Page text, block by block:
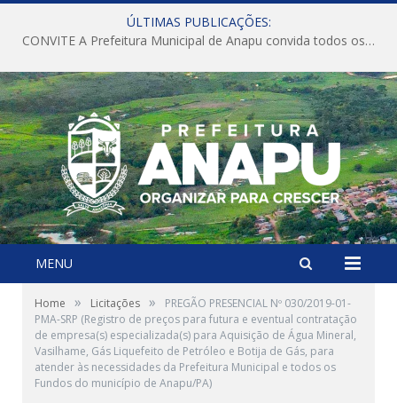
ÚLTIMAS PUBLICAÇÕES:
CONVITE A Prefeitura Municipal de Anapu convida todos os servidores públicos municipais para participarem da Audiência Pública de discussão da Lei de Diretrizes Orçamentárias (LDO), importante instrumento de planejamento das ações e investimentos da Administração Pública para o próximo exercício financeiro.
MENU
Home » Licitações »
PREGÃO PRESENCIAL Nº 030/2019-01-
PMA-SRP (Registro de preços para futura e eventual contratação
de empresa(s) especializada(s) para Aquisição de Água Mineral,
Vasilhame, Gás Liquefeito de Petróleo e Botija de Gás, para
atender às necessidades da Prefeitura Municipal e todos os
Fundos do município de Anapu/PA)